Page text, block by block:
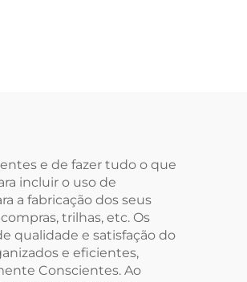
e de fazer tudo o que
incluir o uso de
a fabricação dos seus
trilhas, etc. Os
qualidade e satisfação do
e eficientes,
Conscientes. Ao